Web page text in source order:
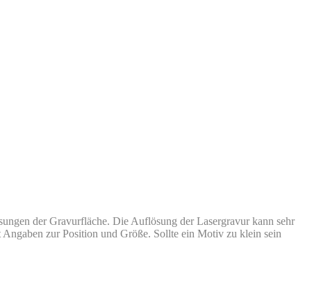
der Gravurfläche. Die Auflösung der Lasergravur kann sehr
zur Position und Größe. Sollte ein Motiv zu klein sein